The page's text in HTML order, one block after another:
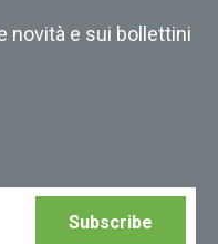
novità e sui bollettini